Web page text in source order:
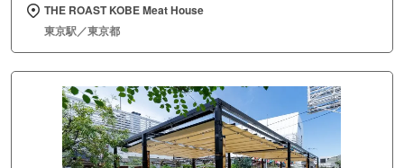
THE ROAST KOBE Meat House
東京駅／東京都